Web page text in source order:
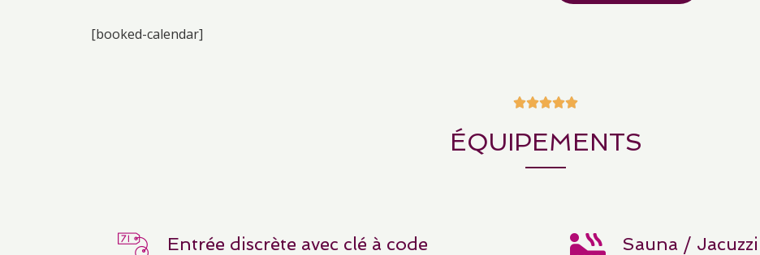
[booked-calendar]

ÉQUIPEMENTS
Entrée discrète avec clé à code Sauna / Jacuzzi